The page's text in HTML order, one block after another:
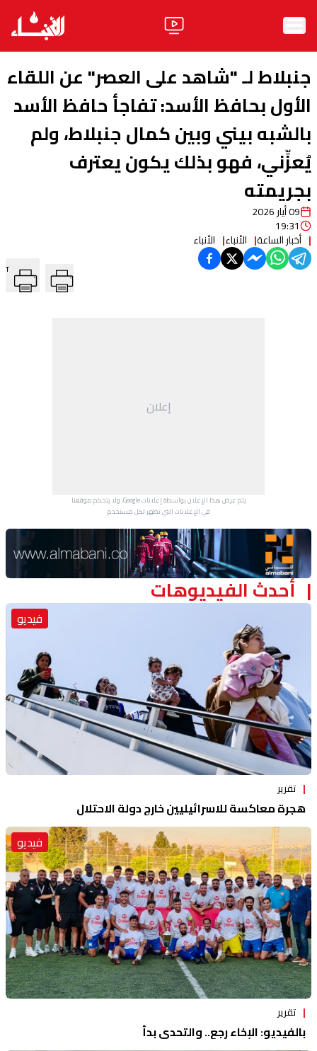
الأخبار
آراء
فيديو
مواقف
وليد جنبلاطالحزب
ابحث
جنبلاط لـ "شاهد على العصر" عن اللقاء
الأول بحافظ الأسد: تفاجأ حافظ الأسد
بالشبه بيني وبين كمال جنبلاط، ولم
يُعزِّني، فهو بذلك يكون يعترف
بجريمته
09 أيار 2026
19:31
أخبار الساعة الأنباء الأنباء
T
إعلان
يتم عرض هذا الإعلان بواسطة إعلانات Google، ولا يتحكم موقعنا
في الإعلانات التي تظهر لكل مستخدم.
Advertisement Section
أحدث الفيديوهات
فيديو
تقرير
هجرة معاكسة للاسرائيليين خارج دولة الاحتلال
فيديو
تقرير
بالفيديو: الإخاء رجع.. والتحدي بدأ